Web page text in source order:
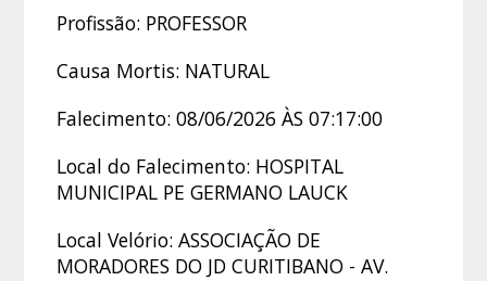
Profissão: PROFESSOR
Causa Mortis: NATURAL
Falecimento: 08/06/2026 ÀS 07:17:00
Local do Falecimento: HOSPITAL
MUNICIPAL PE GERMANO LAUCK
Local Velório: ASSOCIAÇÃO DE
MORADORES DO JD CURITIBANO - AV.